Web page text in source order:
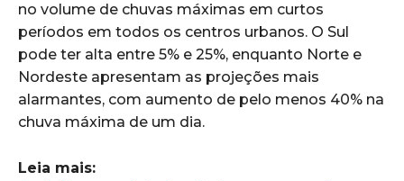
no volume de chuvas máximas em curtos
períodos em todos os centros urbanos. O Sul
pode ter alta entre 5% e 25%, enquanto Norte e
Nordeste apresentam as projeções mais
alarmantes, com aumento de pelo menos 40% na
chuva máxima de um dia.
Leia mais: